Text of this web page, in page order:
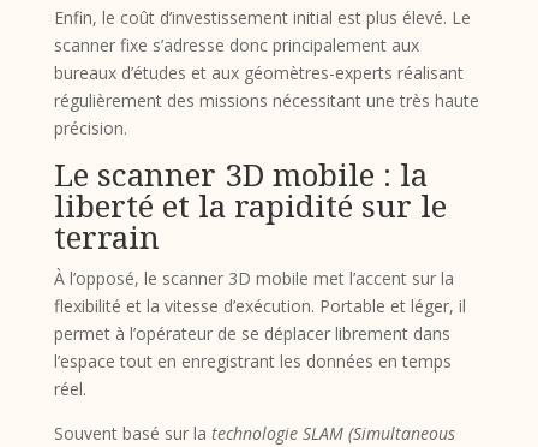
Enfin, le coût d’investissement initial est plus élevé. Le
scanner fixe s’adresse donc principalement aux
bureaux d’études et aux géomètres-experts réalisant
régulièrement des missions nécessitant une très haute
précision.
Le scanner 3D mobile : la
liberté et la rapidité sur le
terrain
À l’opposé, le scanner 3D mobile met l’accent sur la
flexibilité et la vitesse d’exécution. Portable et léger, il
permet à l’opérateur de se déplacer librement dans
l’espace tout en enregistrant les données en temps
réel.
Souvent basé sur la technologie SLAM (Simultaneous